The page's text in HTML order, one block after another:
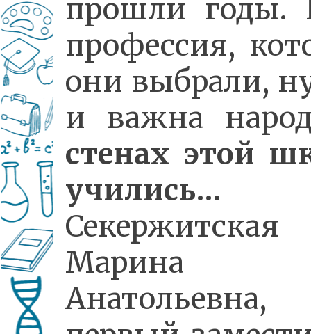
прошли годы.
профессия,
они выбрали,
и важна
стенах этой
учились…
Секержитская
Марина
Анатольевна,